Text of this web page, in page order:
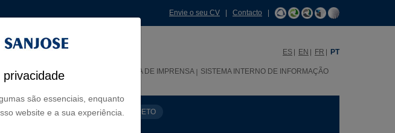
são essenciais, enquanto
website e a sua experiência.
Envie o seu CV Contacto
ES EN FR PT
INOVAÇÃO SALA DE IMPRENSA SISTEMA INTERNO DE INFORMAÇÃO
DE OBRA NOME DO PROJETO